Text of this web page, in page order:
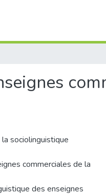
sociolinguistique
commerciales de la
des enseignes